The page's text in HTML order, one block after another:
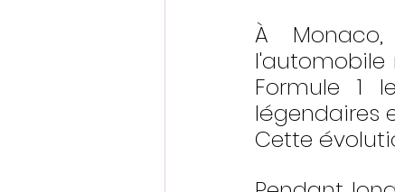
À
Formule 1
légendaires
Cette